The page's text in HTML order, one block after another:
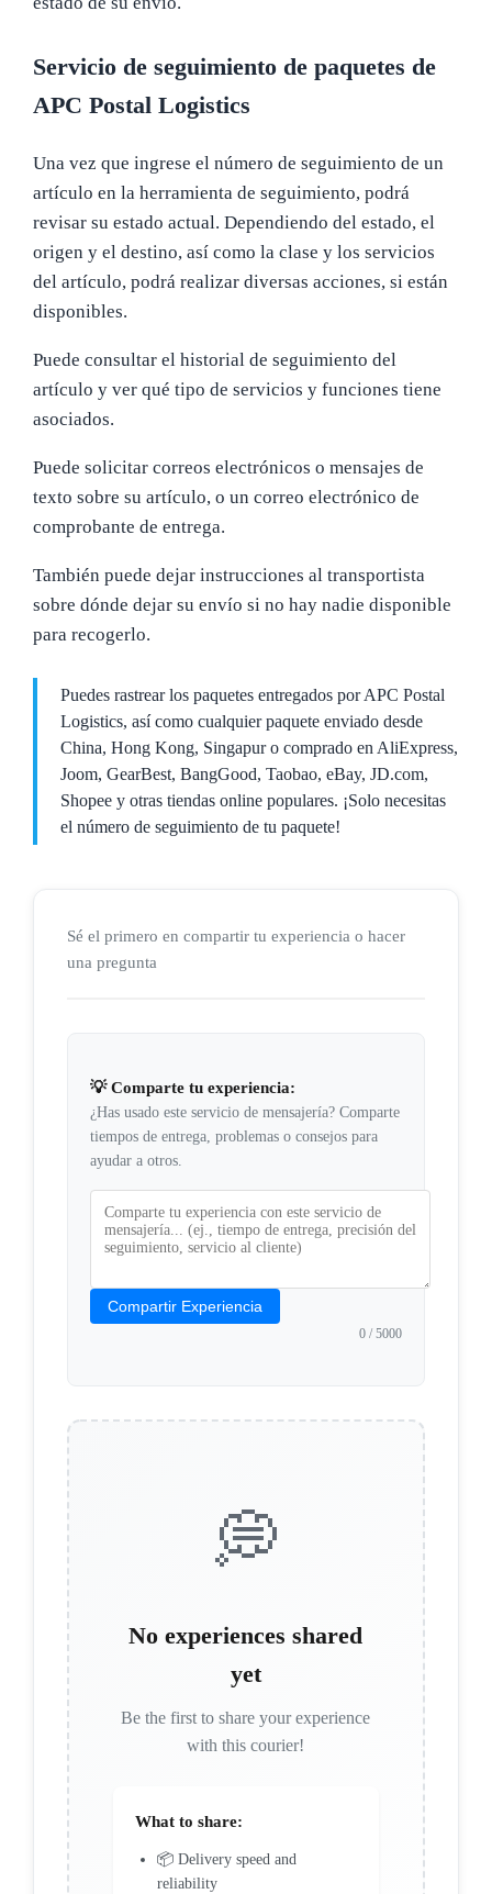
Servicio de seguimiento de paquetes de
APC Postal Logistics
Una vez que ingrese el número de seguimiento de un
artículo en la herramienta de seguimiento, podrá
revisar su estado actual. Dependiendo del estado, el
origen y el destino, así como la clase y los servicios
del artículo, podrá realizar diversas acciones, si están
disponibles.
Puede consultar el historial de seguimiento del
artículo y ver qué tipo de servicios y funciones tiene
asociados.
Puede solicitar correos electrónicos o mensajes de
texto sobre su artículo, o un correo electrónico de
comprobante de entrega.
También puede dejar instrucciones al transportista
sobre dónde dejar su envío si no hay nadie disponible
para recogerlo.
Puedes rastrear los paquetes entregados por APC Postal
Logistics, así como cualquier paquete enviado desde
China, Hong Kong, Singapur o comprado en AliExpress,
Joom, GearBest, BangGood, Taobao, eBay, JD.com,
Shopee y otras tiendas online populares. ¡Solo necesitas
el número de seguimiento de tu paquete!
Sé el primero en compartir tu experiencia o hacer
una pregunta
💡 Comparte tu experiencia:
¿Has usado este servicio de mensajería? Comparte
tiempos de entrega, problemas o consejos para
ayudar a otros.
Compartir Experiencia
0 / 5000
💭
No experiences shared
yet
Be the first to share your experience
with this courier!
What to share:
📦 Delivery speed and
reliability